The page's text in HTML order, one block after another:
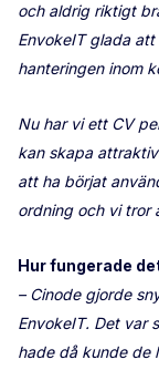
och aldrig riktigt
EnvokeITglada att
hanteringen inom
Nu har vi ett CV
kan skapa
att ha börjat
ordning och vi tror
Hur fungerade
– Cinode gjorde
EnvokeIT. Detvar
hade då kunde de